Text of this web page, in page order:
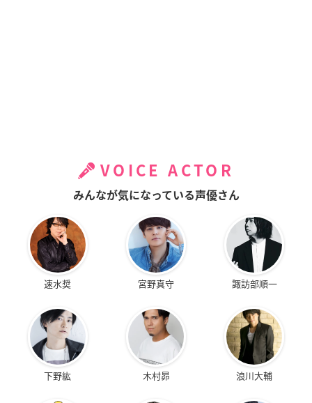
VOICE ACTOR
みんなが気になっている声優さん
速水奨 宮野真守 諏訪部順一
下野紘 木村昴 浪川大輔